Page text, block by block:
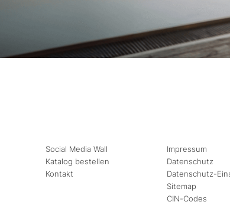
Social Media Wall
Katalog bestellen
Kontakt
Impressum
Datenschutz
Datenschutz-
Sitemap
CIN-Codes